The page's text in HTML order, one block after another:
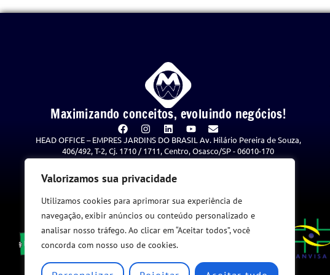
Valorizamos sua privacidade
Utilizamos cookies para aprimorar sua experiência de
navegação, exibir anúncios ou conteúdo personalizado e
analisar nosso tráfego. Ao clicar em “Aceitar todos”, você
concorda com nosso uso de cookies.
Maximizando conceitos, evoluindo negócios!
HEAD OFFICE – EMPRES JARDINS DO BRASIL Av. Hilário Pereira de Souza,
406/492, T-2, Cj. 1710 / 1711, Centro, Osasco/SP - 06010-170
Política de Privacidade